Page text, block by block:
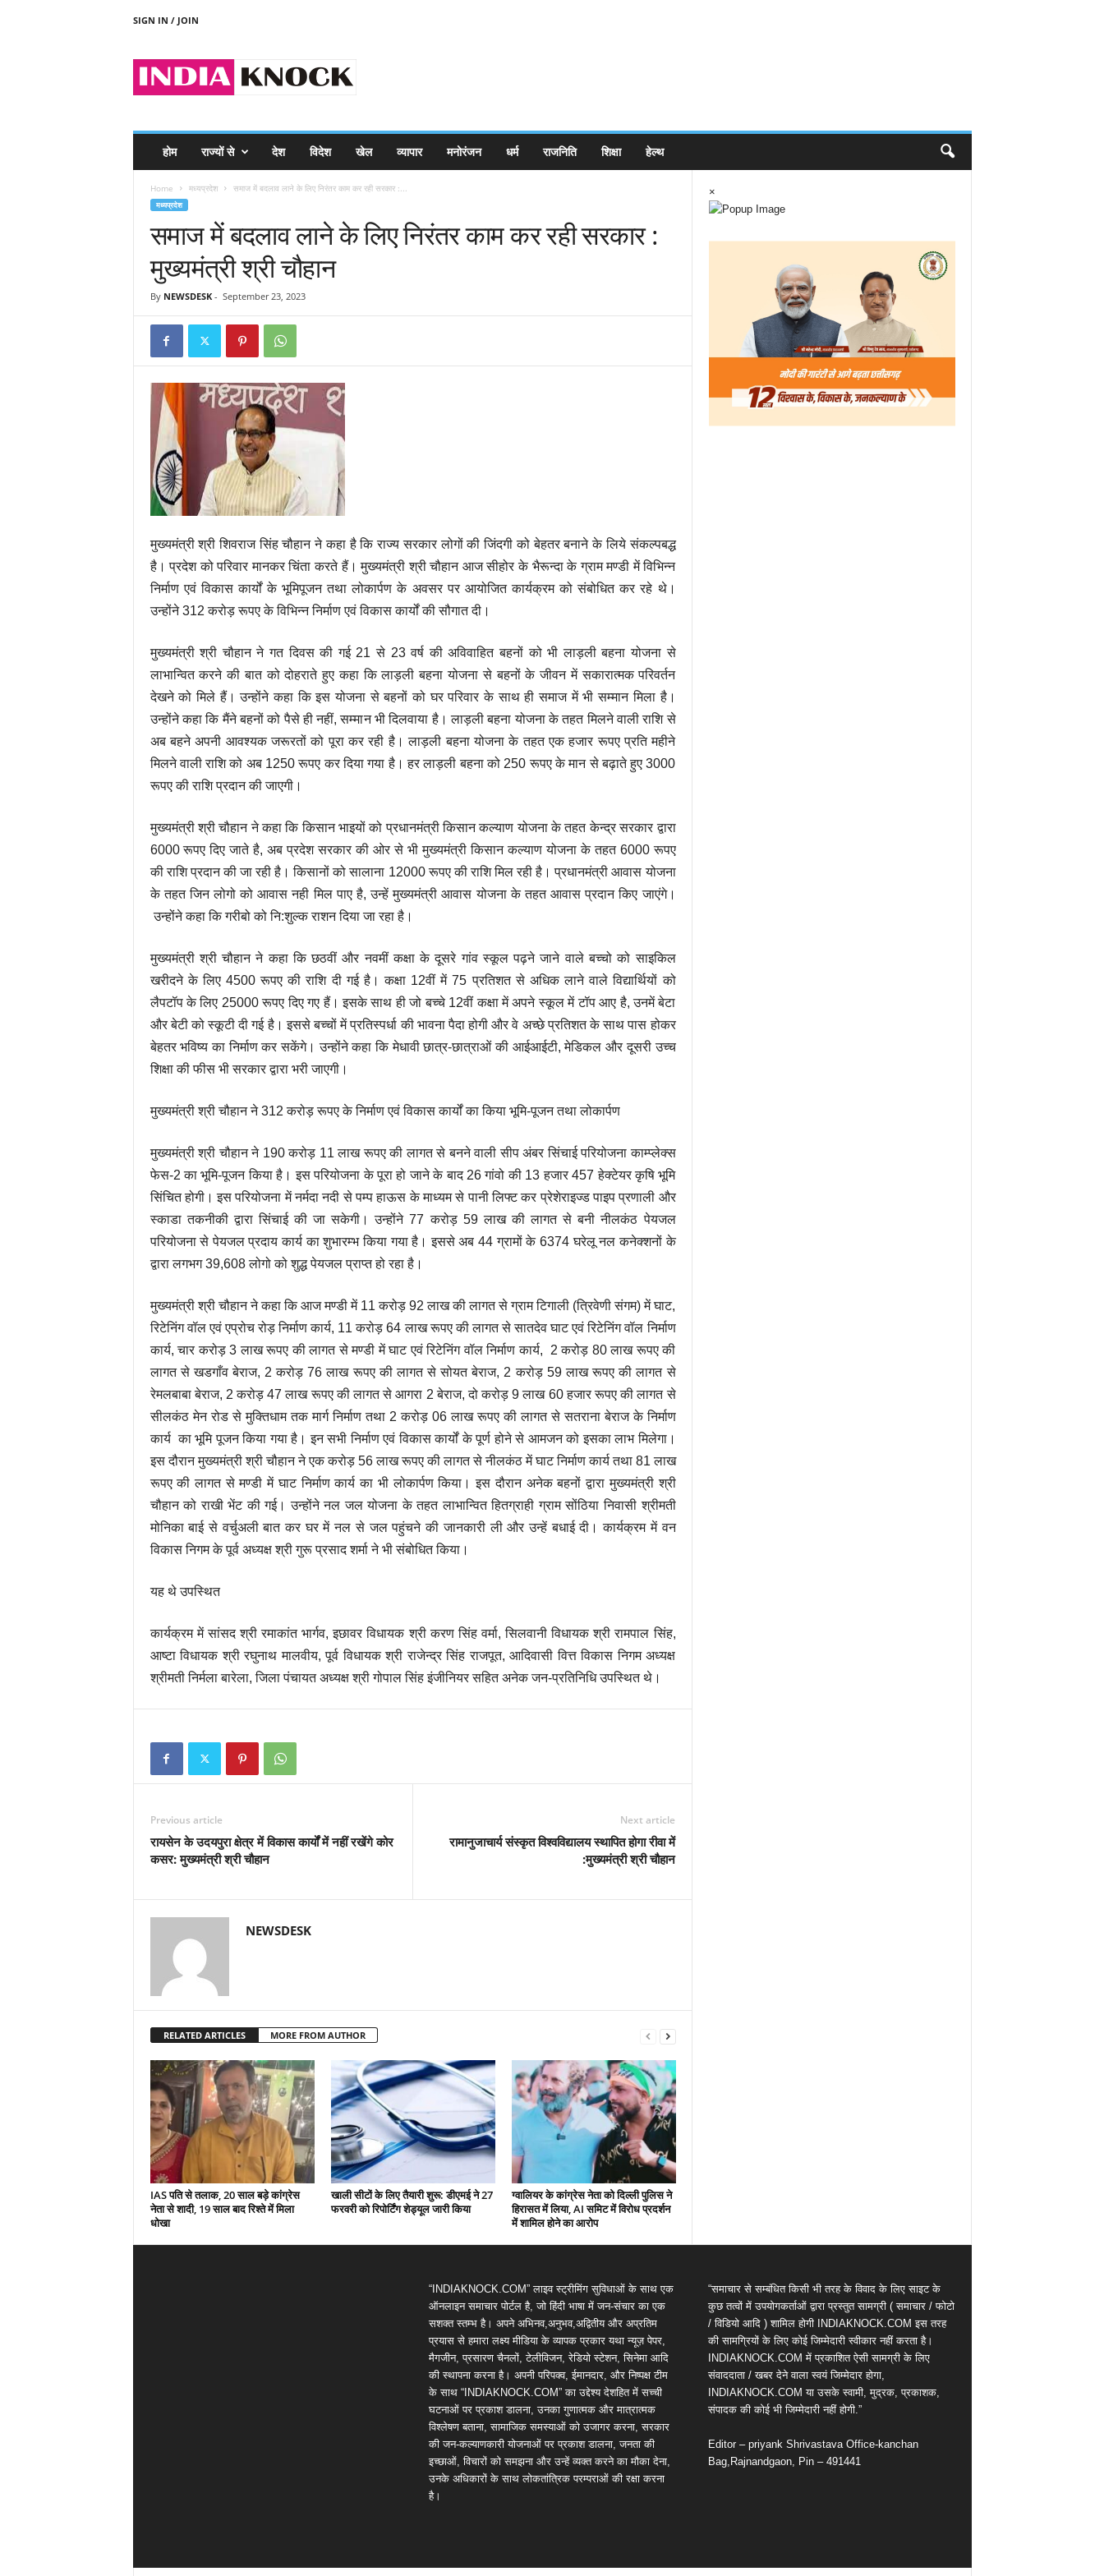
SIGN IN / JOIN
होम राज्यों से देश विदेश खेल व्यापार मनोरंजन धर्म राजनिति शिक्षा हेल्थ
Home मध्यप्रदेश समाज में बदलाव लाने के लिए निरंतर काम कर रही सरकार :...
मध्यप्रदेश
समाज में बदलाव लाने के लिए निरंतर काम कर रही सरकार :
मुख्यमंत्री श्री चौहान
By NEWSDESK- September 23, 2023
मुख्यमंत्री श्री शिवराज सिंह चौहान ने कहा है कि राज्य सरकार लोगों की जिंदगी को बेहतर बनाने के लिये संकल्पबद्ध
है। प्रदेश को परिवार मानकर चिंता करते हैं। मुख्यमंत्री श्री चौहान आज सीहोर के भैरून्दा के ग्राम मण्डी में विभिन्न
निर्माण एवं विकास कार्यों के भूमिपूजन तथा लोकार्पण के अवसर पर आयोजित कार्यक्रम को संबोधित कर रहे थे।
उन्होंने 312 करोड़ रूपए के विभिन्न निर्माण एवं विकास कार्यों की सौगात दी।
मुख्यमंत्री श्री चौहान ने गत दिवस की गई 21 से 23 वर्ष की अविवाहित बहनों को भी लाड़ली बहना योजना से
लाभान्वित करने की बात को दोहराते हुए कहा कि लाड़ली बहना योजना से बहनों के जीवन में सकारात्मक परिवर्तन
देखने को मिले हैं। उन्होंने कहा कि इस योजना से बहनों को घर परिवार के साथ ही समाज में भी सम्मान मिला है।
उन्होंने कहा कि मैंने बहनों को पैसे ही नहीं, सम्मान भी दिलवाया है। लाड़ली बहना योजना के तहत मिलने वाली राशि से
अब बहने अपनी आवश्यक जरूरतों को पूरा कर रही है। लाड़ली बहना योजना के तहत एक हजार रूपए प्रति महीने
मिलने वाली राशि को अब 1250 रूपए कर दिया गया है। हर लाड़ली बहना को 250 रूपए के मान से बढ़ाते हुए 3000
रूपए की राशि प्रदान की जाएगी।
मुख्यमंत्री श्री चौहान ने कहा कि किसान भाइयों को प्रधानमंत्री किसान कल्याण योजना के तहत केन्द्र सरकार द्वारा
6000 रूपए दिए जाते है, अब प्रदेश सरकार की ओर से भी मुख्यमंत्री किसान कल्याण योजना के तहत 6000 रूपए
की राशि प्रदान की जा रही है। किसानों को सालाना 12000 रूपए की राशि मिल रही है। प्रधानमंत्री आवास योजना
के तहत जिन लोगो को आवास नही मिल पाए है, उन्हें मुख्यमंत्री आवास योजना के तहत आवास प्रदान किए जाएंगे।
उन्होंने कहा कि गरीबो को नि:शुल्क राशन दिया जा रहा है।
मुख्यमंत्री श्री चौहान ने कहा कि छठवीं और नवमीं कक्षा के दूसरे गांव स्कूल पढ़ने जाने वाले बच्चो को साइकिल
खरीदने के लिए 4500 रूपए की राशि दी गई है। कक्षा 12वीं में 75 प्रतिशत से अधिक लाने वाले विद्यार्थियों को
लैपटॉप के लिए 25000 रूपए दिए गए हैं। इसके साथ ही जो बच्चे 12वीं कक्षा में अपने स्कूल में टॉप आए है, उनमें बेटा
और बेटी को स्कूटी दी गई है। इससे बच्चों में प्रतिस्पर्धा की भावना पैदा होगी और वे अच्छे प्रतिशत के साथ पास होकर
बेहतर भविष्य का निर्माण कर सकेंगे। उन्होंने कहा कि मेधावी छात्र-छात्राओं की आईआईटी, मेडिकल और दूसरी उच्च
शिक्षा की फीस भी सरकार द्वारा भरी जाएगी।
मुख्यमंत्री श्री चौहान ने312 करोड़ रूपए के निर्माण एवं विकास कार्यों का किया भूमि-पूजन तथा लोकार्पण
मुख्यमंत्री श्री चौहान ने 190 करोड़ 11 लाख रूपए की लागत से बनने वाली सीप अंबर सिंचाई परियोजना काम्प्लेक्स
फेस-2 का भूमि-पूजन किया है। इस परियोजना के पूरा हो जाने के बाद 26 गांवो की 13 हजार 457 हेक्टेयर कृषि भूमि
सिंचित होगी। इस परियोजना में नर्मदा नदी से पम्प हाऊस के माध्यम से पानी लिफ्ट कर प्रेशेराइज्ड पाइप प्रणाली और
स्काडा तकनीकी द्वारा सिंचाई की जा सकेगी। उन्होंने 77 करोड़ 59 लाख की लागत से बनी नीलकंठ पेयजल
परियोजना से पेयजल प्रदाय कार्य का शुभारम्भ किया गया है। इससे अब 44 ग्रामों के 6374 घरेलू नल कनेक्शनों के
द्वारा लगभग 39,608 लोगो को शुद्ध पेयजल प्राप्त हो रहा है।
मुख्यमंत्री श्री चौहान ने कहा कि आज मण्डी में 11 करोड़ 92 लाख की लागत से ग्राम टिगाली (त्रिवेणी संगम) में घाट,
रिटेनिंग वॉल एवं एप्रोच रोड़ निर्माण कार्य, 11 करोड़ 64 लाख रूपए की लागत से सातदेव घाट एवं रिटेनिंग वॉल निर्माण
कार्य, चार करोड़ 3 लाख रूपए की लागत से मण्डी में घाट एवं रिटेनिंग वॉल निर्माण कार्य, 2 करोड़ 80 लाख रूपए की
लागत से खडगाँव बेराज, 2 करोड़ 76 लाख रूपए की लागत से सोयत बेराज, 2 करोड़ 59 लाख रूपए की लागत से
रेमलबाबा बेराज, 2 करोड़ 47 लाख रूपए की लागत से आगरा 2 बेराज, दो करोड़ 9 लाख 60 हजार रूपए की लागत से
सीलकंठ मेन रोड से मुक्तिधाम तक मार्ग निर्माण तथा 2 करोड़ 06 लाख रूपए की लागत से सतराना बेराज के निर्माण
कार्य का भूमि पूजन किया गया है। इन सभी निर्माण एवं विकास कार्यों के पूर्ण होने से आमजन को इसका लाभ मिलेगा।
इस दौरान मुख्यमंत्री श्री चौहान ने एक करोड़ 56 लाख रूपए की लागत से नीलकंठ में घाट निर्माण कार्य तथा 81 लाख
रूपए की लागत से मण्डी में घाट निर्माण कार्य का भी लोकार्पण किया। इस दौरान अनेक बहनों द्वारा मुख्यमंत्री श्री
चौहान को राखी भेंट की गई। उन्होंने नल जल योजना के तहत लाभान्वित हितग्राही ग्राम सोंठिया निवासी श्रीमती
मोनिका बाई से वर्चुअली बात कर घर में नल से जल पहुंचने की जानकारी ली और उन्हें बधाई दी। कार्यक्रम में वन
विकास निगम के पूर्व अध्यक्ष श्री गुरू प्रसाद शर्मा ने भी संबोधित किया।
यह थे उपस्थित
कार्यक्रम में सांसद श्री रमाकांत भार्गव, इछावर विधायक श्री करण सिंह वर्मा, सिलवानी विधायक श्री रामपाल सिंह,
आष्टा विधायक श्री रघुनाथ मालवीय, पूर्व विधायक श्री राजेन्द्र सिंह राजपूत, आदिवासी वित्त विकास निगम अध्यक्ष
श्रीमती निर्मला बारेला, जिला पंचायत अध्यक्ष श्री गोपाल सिंह इंजीनियर सहित अनेक जन-प्रतिनिधि उपस्थित थे।
Previous article
रायसेन के उदयपुरा क्षेत्र में विकास कार्यों में नहीं रखेंगे कोर
कसर: मुख्यमंत्री श्री चौहान
Next article
रामानुजाचार्य संस्कृत विश्वविद्यालय स्थापित होगा रीवा में
:मुख्यमंत्री श्री चौहान
NEWSDESK
RELATED ARTICLES MORE FROM AUTHOR
IAS पति से तलाक, 20 साल बड़े कांग्रेस
नेता से शादी, 19 साल बाद रिश्ते में मिला
धोखा
खाली सीटों के लिए तैयारी शुरू: डीएमई ने 27
फरवरी को रिपोर्टिंग शेड्यूल जारी किया
ग्वालियर के कांग्रेस नेता को दिल्ली पुलिस ने
हिरासत में लिया, AI समिट में विरोध प्रदर्शन
में शामिल होने का आरोप
×
“INDIAKNOCK.COM” लाइव स्ट्रीमिंग सुविधाओं के साथ एक
ऑनलाइन समाचार पोर्टल है, जो हिंदी भाषा में जन-संचार का एक
सशक्त स्तम्भ है। अपने अभिनव,अनुभव,अद्वितीय और अप्रतिम
प्रयास से हमारा लक्ष्य मीडिया के व्यापक प्रकार यथा न्यूज़ पेपर,
मैगजीन, प्रसारण चैनलों, टेलीविजन, रेडियो स्टेशन, सिनेमा आदि
की स्थापना करना है। अपनी परिपक्व, ईमानदार, और निष्पक्ष टीम
के साथ “INDIAKNOCK.COM” का उद्देश्य देशहित में सच्ची
घटनाओं पर प्रकाश डालना, उनका गुणात्मक और मात्रात्मक
विश्लेषण बताना, सामाजिक समस्याओं को उजागर करना, सरकार
की जन-कल्याणकारी योजनाओं पर प्रकाश डालना, जनता की
इच्छाओं, विचारों को समझना और उन्हें व्यक्त करने का मौका देना,
उनके अधिकारों के साथ लोकतांत्रिक परम्पराओं की रक्षा करना
है।
“समाचार से सम्बंधित किसी भी तरह के विवाद के लिए साइट के
कुछ तत्वों में उपयोगकर्ताओं द्वारा प्रस्तुत सामग्री ( समाचार / फोटो
/ विडियो आदि ) शामिल होगी INDIAKNOCK.COM इस तरह
की सामग्रियों के लिए कोई जिम्मेदारी स्वीकार नहीं करता है।
INDIAKNOCK.COM में प्रकाशित ऐसी सामग्री के लिए
संवाददाता / खबर देने वाला स्वयं जिम्मेदार होगा,
INDIAKNOCK.COM या उसके स्वामी, मुद्रक, प्रकाशक,
संपादक की कोई भी जिम्मेदारी नहीं होगी.”
Editor – priyank Shrivastava Office-kanchan
Bag,Rajnandgaon, Pin – 491441